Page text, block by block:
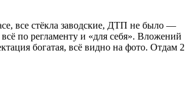
все стёкла заводские, ДТП не было —
по регламенту и «для себя». Вложений
богатая, всё видно на фото. Отдам 2